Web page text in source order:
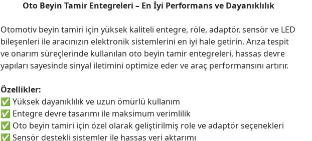
Oto Beyin Tamir Entegreleri – En İyi Performans ve Dayanıklılık
Otomotiv beyin tamiri için yüksek kaliteli entegre, röle, adaptör, sensör ve LED
bileşenleri ile aracınızın elektronik sistemlerini en iyi hale getirin. Arıza tespit
ve onarım süreçlerinde kullanılan oto beyin tamir entegreleri, hassas devre
yapıları sayesinde sinyal iletimini optimize eder ve araç performansını artırır.
Özellikler:
✅ Yüksek dayanıklılık ve uzun ömürlü kullanım
✅ Entegre devre tasarımı ile maksimum verimlilik
✅ Oto beyin tamiri için özel olarak geliştirilmiş role ve adaptör seçenekleri
✅ Sensör destekli sistemler ile hassas veri aktarımı